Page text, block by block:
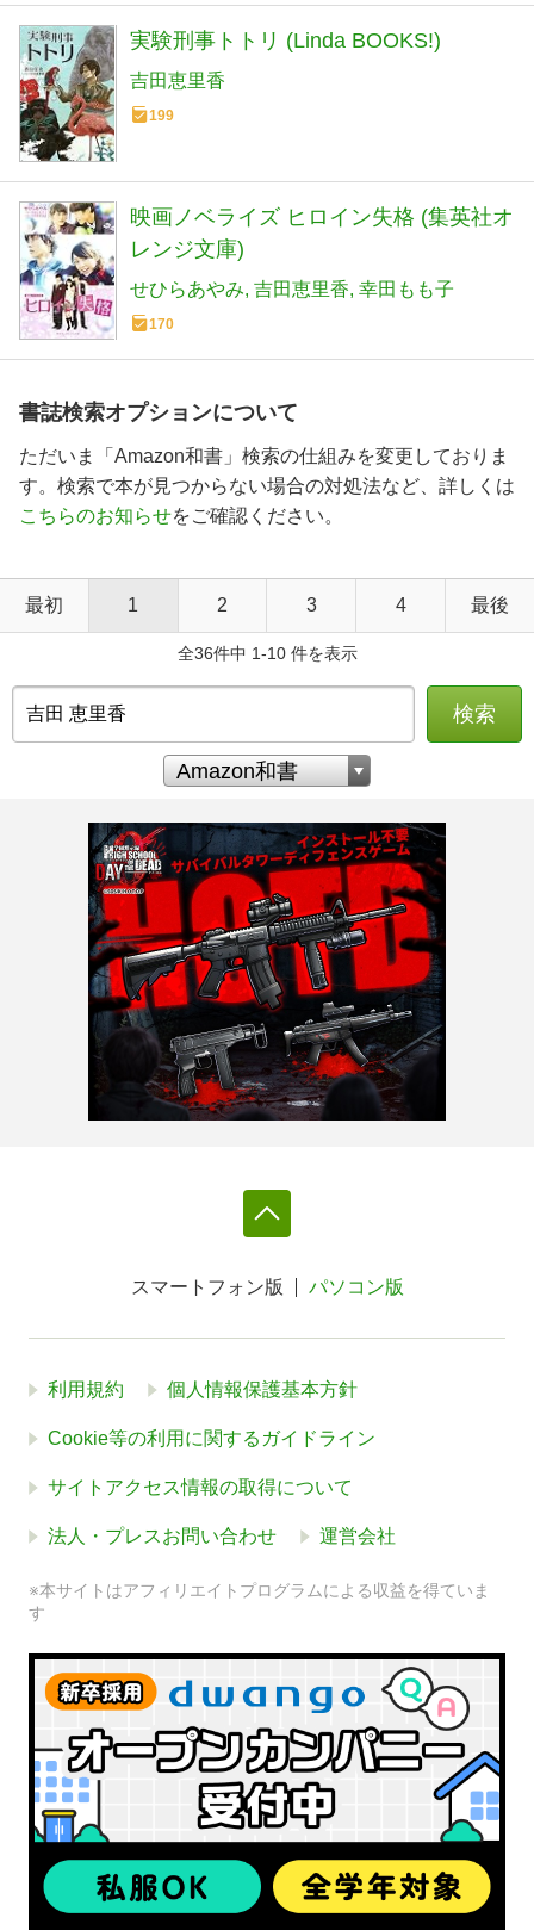
実験刑事トトリ (Linda BOOKS!)
吉田恵里香
199
映画ノベライズ ヒロイン失格 (集英社オ
レンジ文庫)
せひらあやみ 吉田恵里香 幸田もも子
170
書誌検索オプションについて
ただいま「Amazon和書」検索の仕組みを変更しておりま
す。検索で本が見つからない場合の対処法など、詳しくは
こちらのお知らせをご確認ください。
最初 1 2 3 4 最後
全36件中 1-10 件を表示
検索
スマートフォン版 パソコン版
利用規約 個人情報保護基本方針
Cookie等の利用に関するガイドライン
サイトアクセス情報の取得について
法人・プレスお問い合わせ 運営会社
※本サイトはアフィリエイトプログラムによる収益を得ていま
す